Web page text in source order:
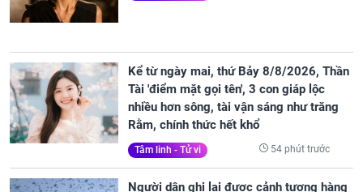
Kể từ ngày mai, thứ Bảy 8/8/2026, Thần
Tài 'điểm mặt gọi tên', 3 con giáp lộc
nhiều hơn sông, tài vận sáng như trăng
Rằm, chính thức hết khổ
Tâm linh - Tử vi 54 phút trước
Người dân ghi lại được cảnh tượng hàng